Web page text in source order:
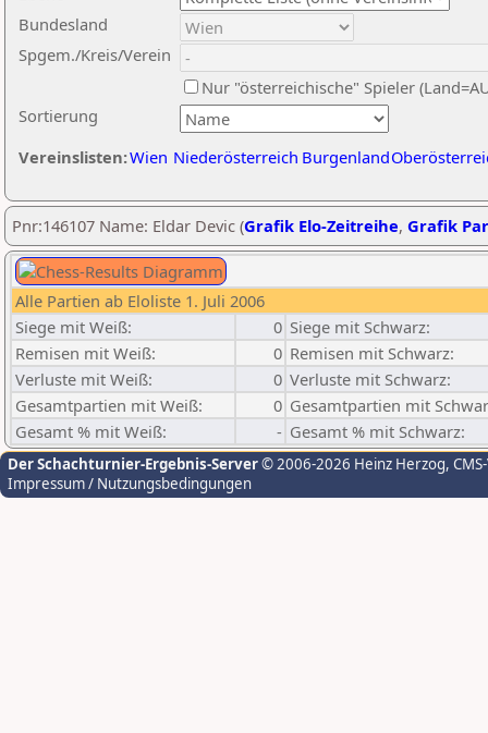
Sortierung
Bundesland
Spgem./Kreis/Verein
Nur "österreichische" Spieler
Vereinslisten:Wien Niederösterreich Burgenland
Pnr:146107 Name: Eldar Devic (Grafik Elo-Zeitreihe, Grafik
Alle Partien ab Eloliste 1. Juli 2006
Siege mit Weiß:
0 Siege mit Schwarz:
Remisen mit Weiß:
0 Remisen mit Schwarz:
Verluste mit Weiß:
0 Verluste mit Schwarz:
Gesamtpartien mit Weiß:
0 Gesamtpartien mit
Gesamt % mit Weiß:
- Gesamt % mit Schwarz:
Der Schachturnier-Ergebnis-Server© 2006-2026 Heinz Herzog,
Impressum / Nutzungsbedingungen